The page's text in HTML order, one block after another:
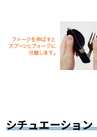
シチュエーション